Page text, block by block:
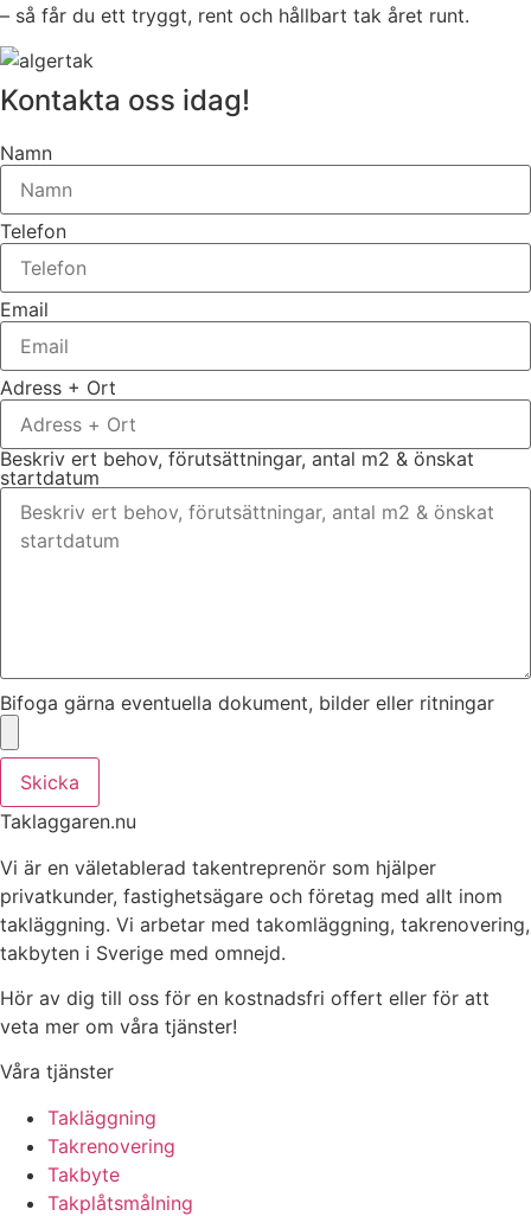
– så får du ett tryggt, rent och hållbart tak året runt.
Kontakta oss idag!
Namn
Telefon
Email
Adress + Ort
Beskriv ert behov, förutsättningar, antal m2 & önskat
startdatum
Bifoga gärna eventuella dokument, bilder eller ritningar
Skicka
Taklaggaren.nu
Vi är en väletablerad takentreprenör som hjälper
privatkunder, fastighetsägare och företag med allt inom
takläggning. Vi arbetar med takomläggning, takrenovering,
takbyten i Sverige med omnejd.
Hör av dig till oss för en kostnadsfri offert eller för att
veta mer om våra tjänster!
Våra tjänster
Takläggning
Takrenovering
Takbyte
Takplåtsmålning